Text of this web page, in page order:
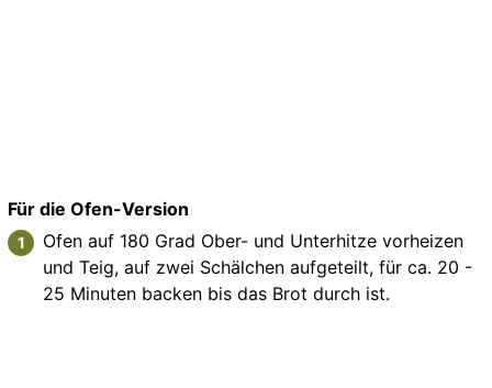
Für die Ofen-Version
Ofen auf 180 Grad Ober- und Unterhitze vorheizen
und Teig, auf zwei Schälchen aufgeteilt, für ca. 20 -
25 Minuten backen bis das Brot durch ist.